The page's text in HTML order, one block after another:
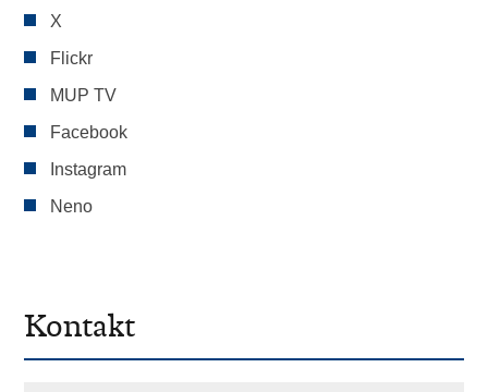
X
Flickr
MUP TV
Facebook
Instagram
Neno
Kontakt